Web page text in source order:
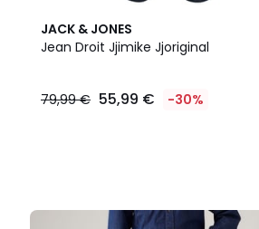
JACK & JONES
Jean Droit Jjimike Jjoriginal
79,99 € 55,99 € -30%